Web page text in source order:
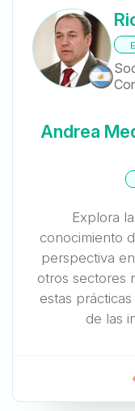
Andrea
Explora
conocimiento
perspectiva
otros sectores
estas
de las